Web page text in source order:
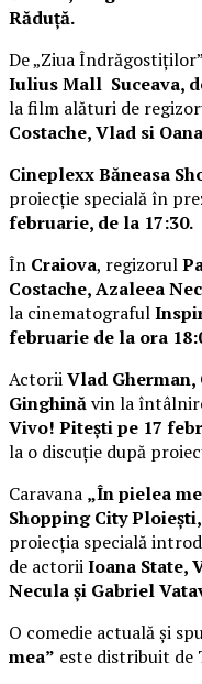
Răduță.
De „Ziua
Iulius Mall Suceava,
la film alături de
Costache, Vlad si
Cineplexx Băneasa
proiecție specială în
februarie, de la 17:30.
În Craiova, regizorul
Costache, Azaleea
la cinematograful
februarie de la ora
ActoriiVlad Gherman,
Ginghinăvin la
Vivo! Pitești pe 17
la o discuție după
Caravana „În pielea
Shopping City
proiecția specială
de actoriiIoana State,
Necula și Gabriel
O comedie actuală și
mea” este distribuit de